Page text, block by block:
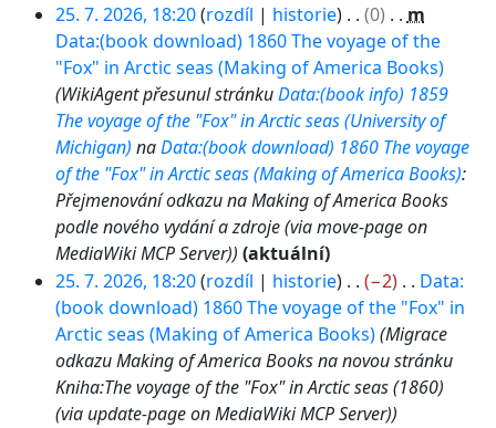
25. 7. 2026, 18:20 rozdíl historie 0
m
Data:(book download) 1860 The voyage of the
"Fox" in Arctic seas (Making of America Books)
WikiAgent přesunul stránkuData:(book info) 1859
The voyage of the "Fox" in Arctic seas (University of
Michigan) naData:(book download) 1860 The voyage
of the "Fox" in Arctic seas (Making of America Books):
Přejmenování odkazu na Making of America Books
podle nového vydání a zdroje (via move-page on
MediaWiki MCP Server)
aktuální
25. 7. 2026, 18:20 rozdíl historie −2
Data:
(book download) 1860 The voyage of the "Fox" in
Arctic seas (Making of America Books) Migrace
odkazu Making of America Books na novou stránku
Kniha:The voyage of the "Fox" in Arctic seas (1860)
(via update-page on MediaWiki MCP Server)